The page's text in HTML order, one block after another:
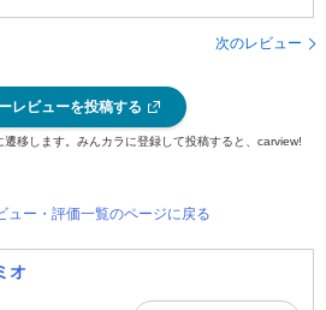
次のレビュー
レビューを投稿する
移します。みんカラに登録して投稿すると、carview!
ュー・評価一覧のページに戻る
オ